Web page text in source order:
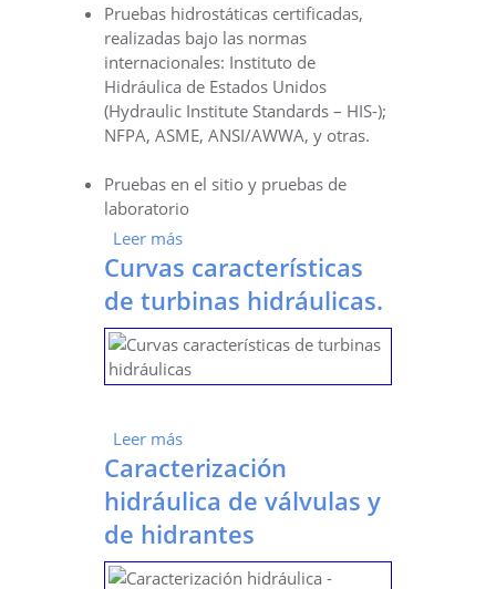
Pruebas hidrostáticas certificadas,
realizadas bajo las normas
internacionales: Instituto de
Hidráulica de Estados Unidos
(Hydraulic Institute Standards – HIS-);
NFPA, ASME, ANSI/AWWA, y otras.
Pruebas en el sitio y pruebas de
laboratorio
Leer mássobre Pruebas hidrostáticas
Curvas características
de turbinas hidráulicas.
Leer mássobre Curvas características de turbinas
hidráulicas.
Caracterización
hidráulica de válvulas y
de hidrantes